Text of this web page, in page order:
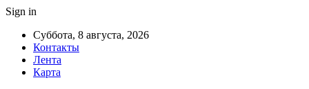
Sign in
Суббота, 8 августа, 2026
Контакты
Лента
Карта